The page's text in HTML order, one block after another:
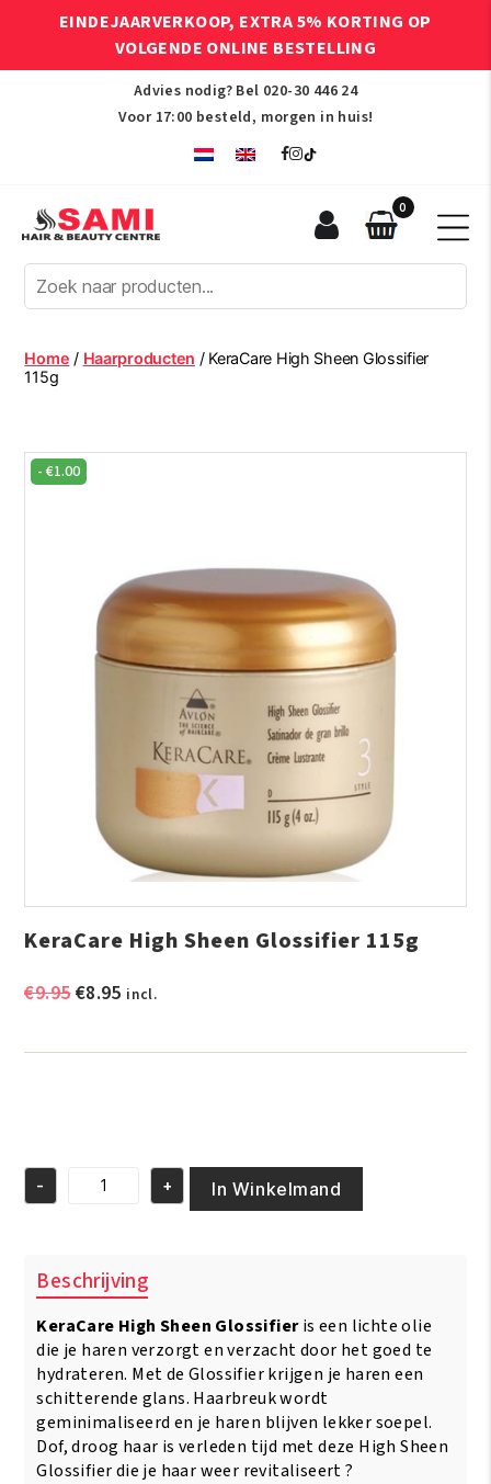
EINDEJAARVERKOOP, EXTRA 5% KORTING OP
VOLGENDE ONLINE BESTELLING
Advies nodig? Bel 020-30 446 24
Voor 17:00 besteld, morgen in huis!
Afro
Hair
Beauty
Centre
0
Home / Haarproducten / KeraCare High Sheen Glossifier
115g
-€1.00
KeraCare High Sheen Glossifier 115g
€9.95Oorspronkelijke
€8.95Huidige
incl.
KeraCare
115g
aantal
- + In Winkelmand
Beschrijving
KeraCare High Sheen Glossifieris een lichte olie
die je haren verzorgt en verzacht door het goed te
hydrateren. Met de Glossifier krijgen je haren een
schitterende glans. Haarbreuk wordt
geminimaliseerd en je haren blijven lekker soepel.
Dof, droog haar is verleden tijd met deze High Sheen
Glossifier die je haar weer revitaliseert ?